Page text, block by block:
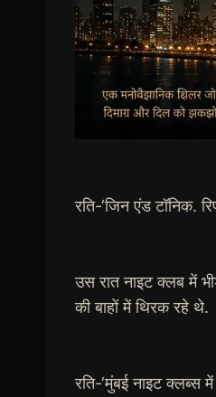
रति-‘जिन एंड टॉनिक.
उस रात नाइट क्लब में
की बाहों में थिरक रहे थे.
रति-‘मुंबई नाइट क्लब्स